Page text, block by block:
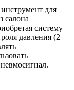
для
салона
систему
давления (2